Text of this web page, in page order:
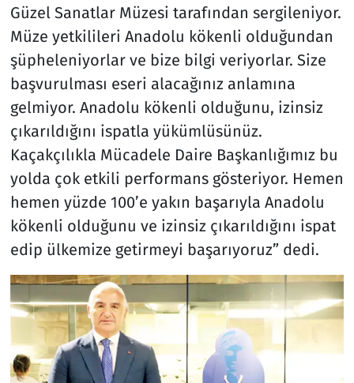
Güzel Sanatlar Müzesi tarafından sergileniyor.
Müze yetkilileri Anadolu kökenli olduğundan
şüpheleniyorlar ve bize bilgi veriyorlar. Size
başvurulması eseri alacağınız anlamına
gelmiyor. Anadolu kökenli olduğunu, izinsiz
çıkarıldığını ispatla yükümlüsünüz.
Kaçakçılıkla Mücadele Daire Başkanlığımız bu
yolda çok etkili performans gösteriyor. Hemen
hemen yüzde 100’e yakın başarıyla Anadolu
kökenli olduğunu ve izinsiz çıkarıldığını ispat
edip ülkemize getirmeyi başarıyoruz” dedi.